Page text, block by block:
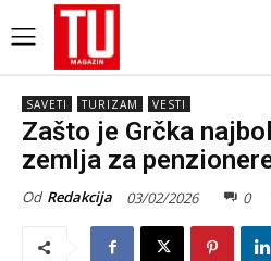
SAVETI TURIZAM VESTI
Zašto je Grčka
zemlja za
Od Redakcija 03/02/2026 0